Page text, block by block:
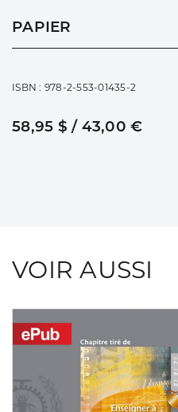
PAPIER
ISBN : 978-2-553-01435-2
58,95 $ / 43,00 €
VOIR AUSSI